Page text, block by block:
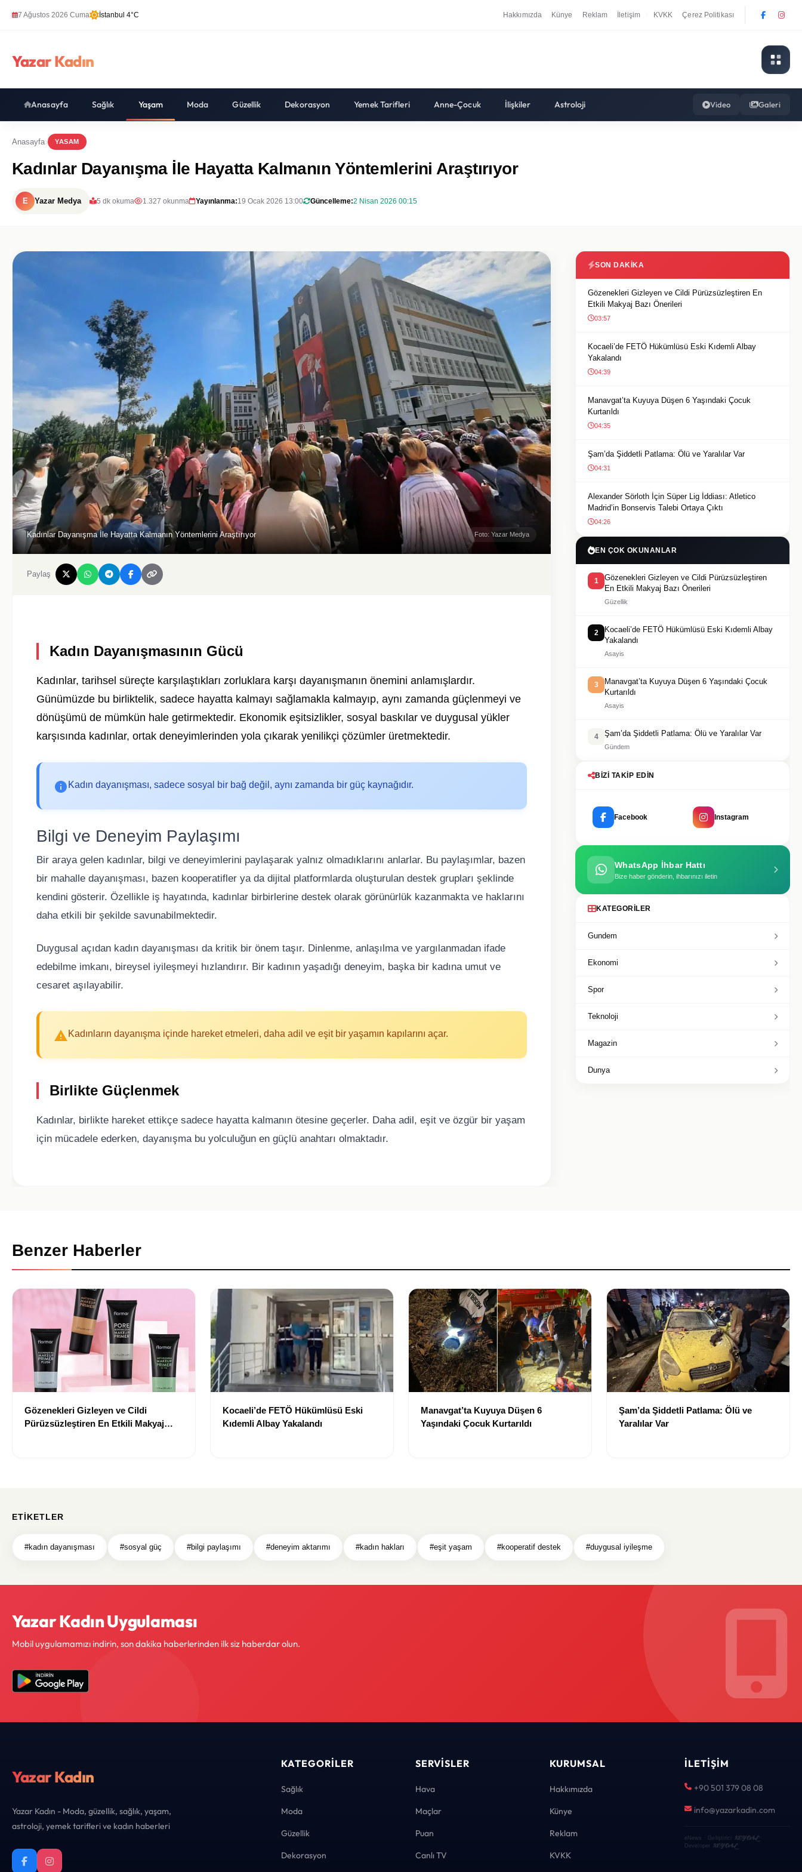
7 Ağustos 2026 Cuma İstanbul 4°C Hakkımızda Künye Reklam İletişim KVKK Çerez Politikası
Yazar Kadın
Anasayfa Sağlık Yaşam Moda Güzellik Dekorasyon Yemek Tarifleri Anne-Çocuk İlişkiler Astroloji Video Galeri
Anasayfa YASAM
Kadınlar Dayanışma İle Hayatta Kalmanın Yöntemlerini Araştırıyor
E Yazar Medya 5 dk okuma 1.327 okunma Yayınlanma:19 Ocak 2026 13:00 Güncelleme:2 Nisan 2026 00:15
Kadınlar Dayanışma İle Hayatta Kalmanın Yöntemlerini Araştırıyor Foto: Yazar Medya
Paylaş
Kadın Dayanışmasının Gücü
Kadınlar, tarihsel süreçte karşılaştıkları zorluklara karşı dayanışmanın önemini anlamışlardır.
Günümüzde bu birliktelik, sadece hayatta kalmayı sağlamakla kalmayıp, aynı zamanda güçlenmeyi ve
dönüşümü de mümkün hale getirmektedir. Ekonomik eşitsizlikler, sosyal baskılar ve duygusal yükler
karşısında kadınlar, ortak deneyimlerinden yola çıkarak yenilikçi çözümler üretmektedir.
Kadın dayanışması, sadece sosyal bir bağ değil, aynı zamanda bir güç kaynağıdır.
Bilgi ve Deneyim Paylaşımı
Bir araya gelen kadınlar, bilgi ve deneyimlerini paylaşarak yalnız olmadıklarını anlarlar. Bu paylaşımlar, bazen
bir mahalle dayanışması, bazen kooperatifler ya da dijital platformlarda oluşturulan destek grupları şeklinde
kendini gösterir. Özellikle iş hayatında, kadınlar birbirlerine destek olarak görünürlük kazanmakta ve haklarını
daha etkili bir şekilde savunabilmektedir.
Duygusal açıdan kadın dayanışması da kritik bir önem taşır. Dinlenme, anlaşılma ve yargılanmadan ifade
edebilme imkanı, bireysel iyileşmeyi hızlandırır. Bir kadının yaşadığı deneyim, başka bir kadına umut ve
cesaret aşılayabilir.
Kadınların dayanışma içinde hareket etmeleri, daha adil ve eşit bir yaşamın kapılarını açar.
Birlikte Güçlenmek
Kadınlar, birlikte hareket ettikçe sadece hayatta kalmanın ötesine geçerler. Daha adil, eşit ve özgür bir yaşam
için mücadele ederken, dayanışma bu yolculuğun en güçlü anahtarı olmaktadır.
SON DAKIKA
Gözenekleri Gizleyen ve Cildi Pürüzsüzleştiren En
Etkili Makyaj Bazı Önerileri
03:57
Kocaeli’de FETÖ Hükümlüsü Eski Kıdemli Albay
Yakalandı
04:39
Manavgat’ta Kuyuya Düşen 6 Yaşındaki Çocuk
Kurtarıldı
04:35
Şam’da Şiddetli Patlama: Ölü ve Yaralılar Var
04:31
Alexander Sörloth İçin Süper Lig İddiası: Atletico
Madrid’in Bonservis Talebi Ortaya Çıktı
04:26
EN ÇOK OKUNANLAR
1
Gözenekleri Gizleyen ve Cildi Pürüzsüzleştiren
En Etkili Makyaj Bazı Önerileri
Güzellik
2
Kocaeli’de FETÖ Hükümlüsü Eski Kıdemli Albay
Yakalandı
Asayis
3
Manavgat’ta Kuyuya Düşen 6 Yaşındaki Çocuk
Kurtarıldı
Asayis
4 Şam’da Şiddetli Patlama: Ölü ve Yaralılar Var
Gündem
BIZI TAKIP EDIN
Facebook Instagram
WhatsApp İhbar Hattı
Bize haber gönderin, ihbarınızı iletin
KATEGORILER
Gundem
Ekonomi
Spor
Teknoloji
Magazin
Dunya
Benzer Haberler
Gözenekleri Gizleyen ve Cildi
Pürüzsüzleştiren En Etkili Makyaj
Kocaeli’de FETÖ Hükümlüsü Eski
Kıdemli Albay Yakalandı
Manavgat’ta Kuyuya Düşen 6
Yaşındaki Çocuk Kurtarıldı
Şam’da Şiddetli Patlama: Ölü ve
Yaralılar Var
ETIKETLER
#kadın dayanışması #sosyal güç #bilgi paylaşımı #deneyim aktarımı #kadın hakları #eşit yaşam #kooperatif destek #duygusal iyileşme
Yazar Kadın Uygulaması
Mobil uygulamamızı indirin, son dakika haberlerinden ilk siz haberdar olun.
Yazar Kadın
Yazar Kadın - Moda, güzellik, sağlık, yaşam,
astroloji, yemek tarifleri ve kadın haberleri
KATEGORILER
Sağlık
Moda
Güzellik
Dekorasyon
SERVISLER
Hava
Maçlar
Puan
Canlı TV
KURUMSAL
Hakkımızda
Künye
Reklam
KVKK
İLETIŞIM
+90 501 379 08 08
info@yazarkadin.com
eNews · Geliştirici KEYDAL·
Developer
KEYDAL